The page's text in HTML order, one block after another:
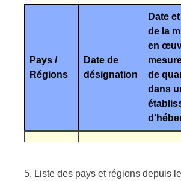
Pays /
Régions
Date de
désignation
Date
de la
en
de
dans
5. Liste des pays et régions depuis